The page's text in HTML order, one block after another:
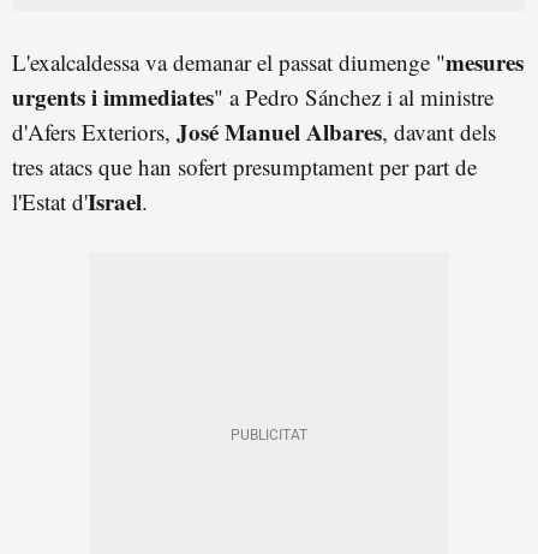
L'exalcaldessa va demanar el passat diumenge "mesures
urgents i immediates" a Pedro Sánchez i al ministre
d'Afers Exteriors, José Manuel Albares, davant dels
tres atacs que han sofert presumptament per part de
l'Estat d'Israel.